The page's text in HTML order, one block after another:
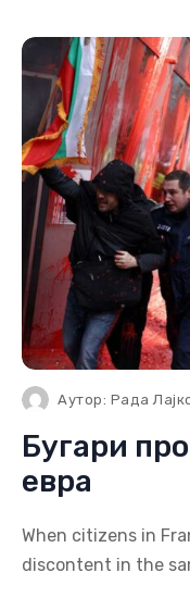
Аутор: Рада
Бугари
евра
When citizens in
discontent in the